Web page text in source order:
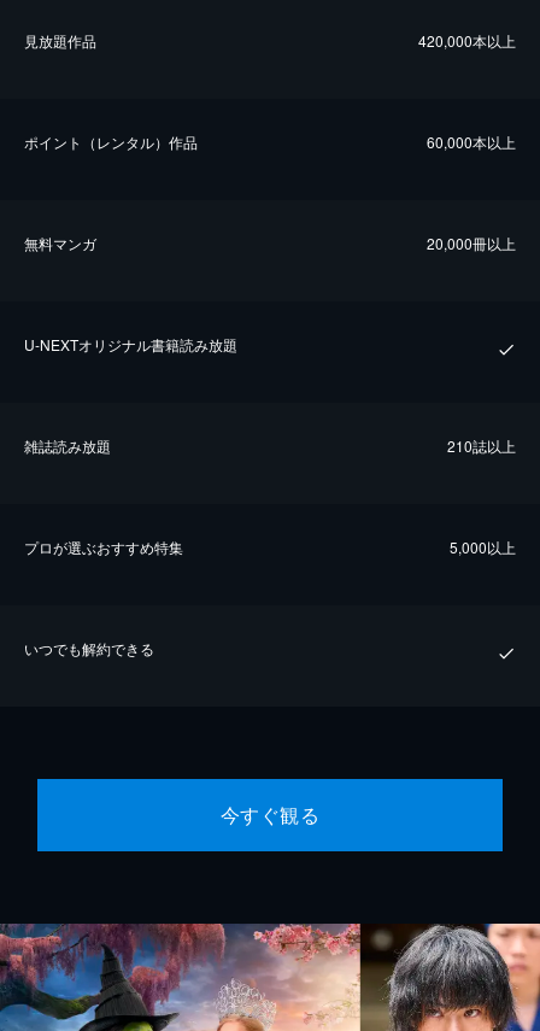
⾒放題作品 420,000本以上
ポイント（レンタル）作品 60,000本以上
無料マンガ 20,000冊以上
U-NEXTオリジナル書籍読み放題
雑誌読み放題 210誌以上
プロが選ぶおすすめ特集 5,000以上
いつでも解約できる
今すぐ観る